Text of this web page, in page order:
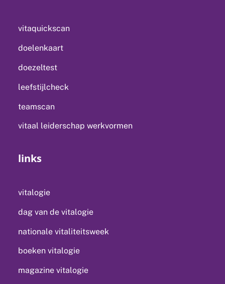
vitaquickscan
doelenkaart
doezeltest
leefstijlcheck
teamscan
vitaal leiderschap werkvormen
links
vitalogie
dag van de vitalogie
nationale vitaliteitsweek
boeken vitalogie
magazine vitalogie